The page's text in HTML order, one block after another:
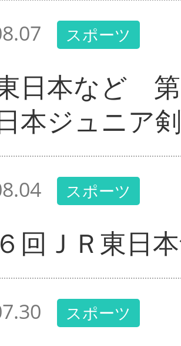
スポーツ
日本など
本ジュニア
スポーツ
回ＪＲ東日
スポーツ